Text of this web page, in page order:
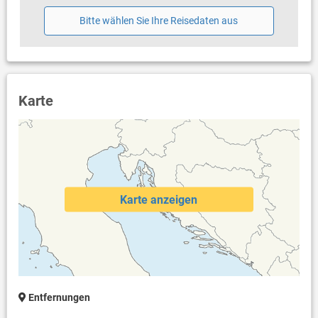
Bitte wählen Sie Ihre Reisedaten aus
Karte
Karte anzeigen
Entfernungen